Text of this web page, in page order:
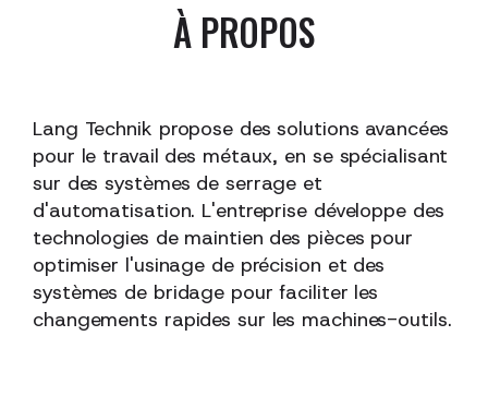
À PROPOS
Lang Technik propose des solutions avancées
pour le travail des métaux, en se spécialisant
sur des systèmes de serrage et
d'automatisation. L'entreprise développe des
technologies de maintien des pièces pour
optimiser l'usinage de précision et des
systèmes de bridage pour faciliter les
changements rapides sur les machines-outils.